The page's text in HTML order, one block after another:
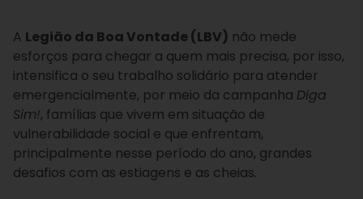
A Legião da Boa Vontade (LBV) não mede
esforços para chegar a quem mais precisa, por isso,
intensifica o seu trabalho solidário para atender
emergencialmente, por meio da campanha Diga
Sim!, famílias que vivem em situação de
vulnerabilidade social e que enfrentam,
principalmente nesse período do ano, grandes
desafios com as estiagens e as cheias.